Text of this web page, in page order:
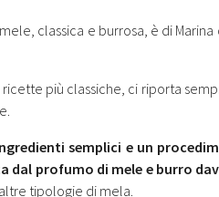
classica e burrosa, è di
più classiche, ci riporta
semplici e un
dal profumo di mele e burro
tipologie di mela.